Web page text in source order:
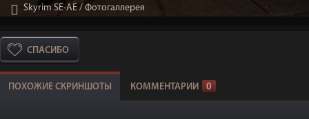
Skyrim SE-АЕ/ Фотогаллерея
СПАСИБО
ПОХОЖИЕ СКРИНШОТЫ КОММЕНТАРИИ 0